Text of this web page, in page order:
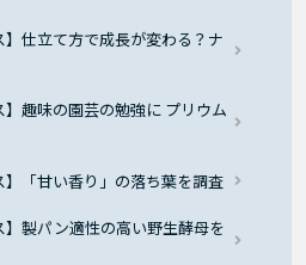
】仕立て方で成長が変わる？ナ
】趣味の園芸の勉強に プリウム
】「甘い香り」の落ち葉を調査
】製パン適性の高い野生酵母を